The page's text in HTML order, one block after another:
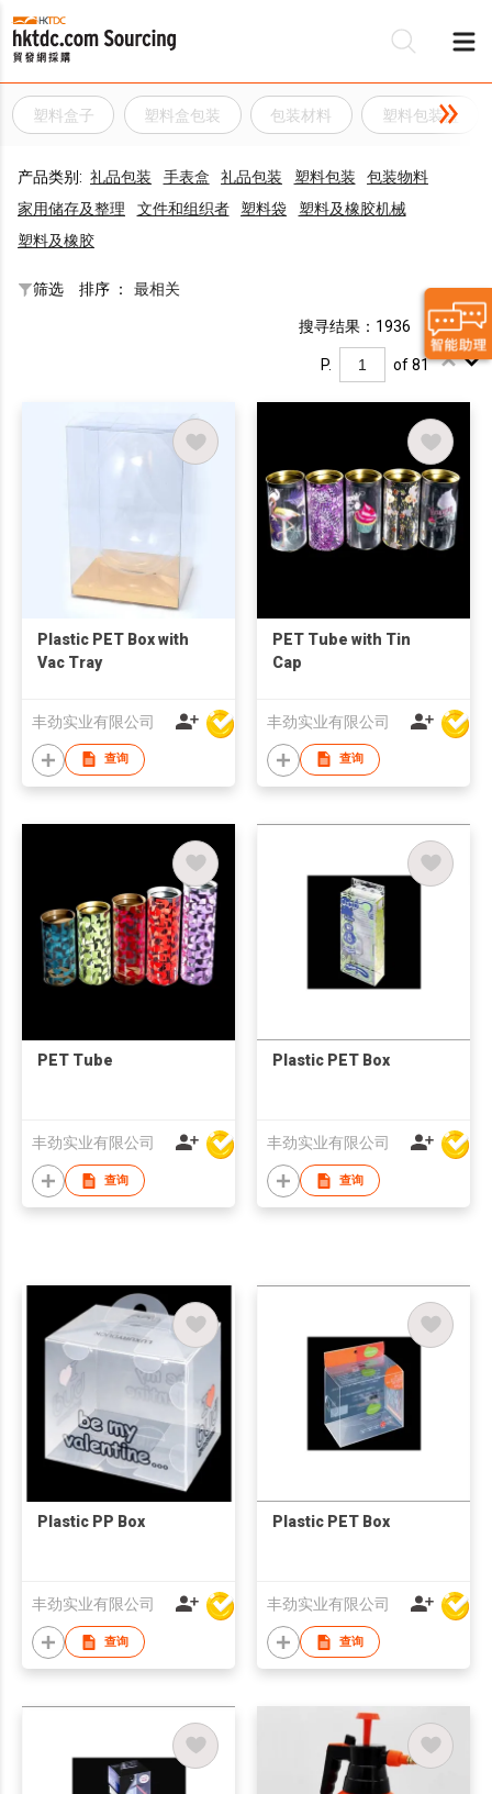
塑料盒子 塑料盒包装 包装材料 塑料包装盒
产品类别: 礼品包装 手表盒 礼品包装 塑料包装
包装物料
家用储存及整理
文件和组织者 塑料袋
塑料及橡胶机械
塑料及橡胶
筛选 排序 ： 最相关
搜寻结果：1936
P. of 81
Plastic PET Box with
Vac Tray
丰劲实业有限公司
查询
PET Tube with Tin
Cap
丰劲实业有限公司
查询
PET Tube
丰劲实业有限公司
查询
Plastic PET Box
丰劲实业有限公司
查询
Plastic PP Box
丰劲实业有限公司
查询
Plastic PET Box
丰劲实业有限公司
查询